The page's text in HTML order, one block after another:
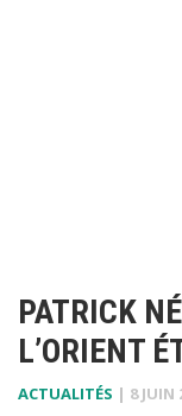
PATRICK
L’ORIENT
ACTUALITÉS | 8 JUIN